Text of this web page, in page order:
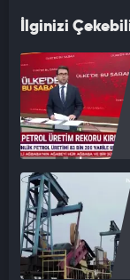
İlginizi